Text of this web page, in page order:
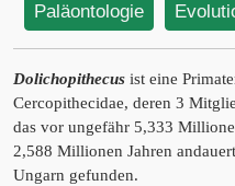
Paläontologie
Dolichopithecus ist eine
Cercopithecidae, deren 3
das vor ungefähr 5,333
2,588 Millionen Jahren
Ungarn gefunden.